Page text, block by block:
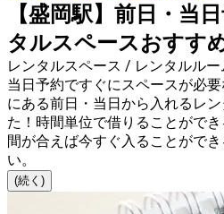
【盛岡駅】前日・当
タルスペースおすす
レンタルスペース / レンタルルー
当日予約ですぐにスペースが必
にある前日・当日から入れるレ
た！時間単位で借りることがで
間が合えば今すぐ入ることがで
い。
(続く)